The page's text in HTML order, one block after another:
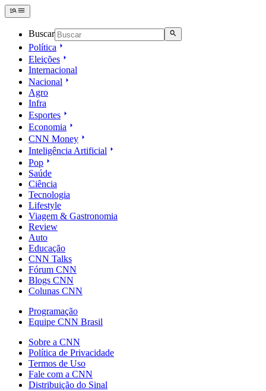
Buscar
Política
Eleições
Internacional
Nacional
Agro
Infra
Esportes
Economia
CNN Money
Inteligência Artificial
Pop
Saúde
Ciência
Tecnologia
Lifestyle
Viagem & Gastronomia
Review
Auto
Educação
CNN Talks
Fórum CNN
Blogs CNN
Colunas CNN
Programação
Equipe CNN Brasil
Sobre a CNN
Política de Privacidade
Termos de Uso
Fale com a CNN
Distribuição do Sinal